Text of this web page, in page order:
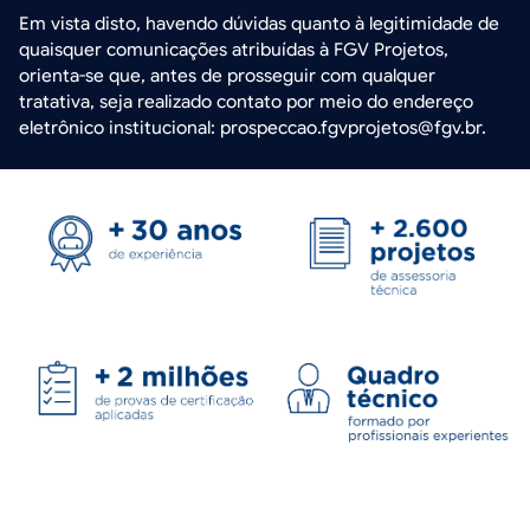
Em vista disto, havendo dúvidas quanto à legitimidade de
quaisquer comunicações atribuídas à FGV Projetos,
orienta-se que, antes de prosseguir com qualquer
tratativa, seja realizado contato por meio do endereço
eletrônico institucional: prospeccao.fgvprojetos@fgv.br.